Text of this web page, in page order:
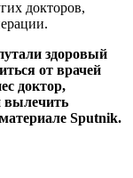
докторов,
здоровый
от врачей
доктор,
вылечить
Sputnik.